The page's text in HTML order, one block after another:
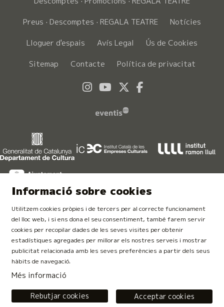
Preus · Descomptes · REGALA TEATRE
Notícies
Lloguer d'espais
Avís Legal
Ús de Cookies
Sitemap
Contacte Política de privacitat
Link a instagram
Link a youtube
Link a twitter
Finançat per la Unió Europea. NextGeneration EU
Informació sobre cookies
Utilitzem cookies pròpies i de tercers per al correcte funcionament
del lloc web, i si ens dona el seu consentiment, també farem servir
cookies per recopilar dades de les seves visites per obtenir
estadístiques agregades per millorar els nostres serveis i mostrar
publicitat relacionada amb les seves preferències a partir dels seus
hàbits de navegació.
Més informació
Acceptar cookies
Rebutjar cookies